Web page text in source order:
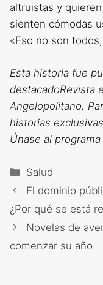
altruistas y
sienten cómodas
«Eso no son
Esta historia fue
destacadoRevista
Angelopolitano.
historias
Únase al
Categorías
Salud
El dominio
¿Por qué se está
Novelas de
comenzar su año